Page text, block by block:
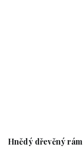
Hnědý dřevěný rám